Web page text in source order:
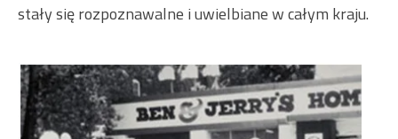
stały się rozpoznawalne i uwielbiane w całym kraju.